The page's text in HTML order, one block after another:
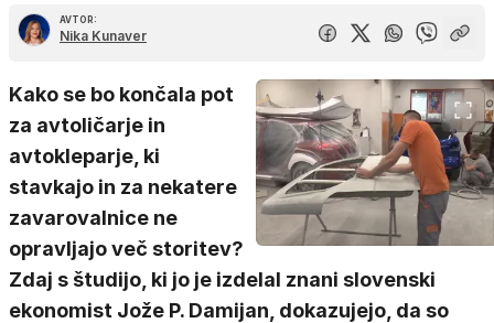
AVTOR:
Nika Kunaver
Kako se bo končala pot
za avtoličarje in
avtokleparje, ki
stavkajo in za nekatere
zavarovalnice ne
opravljajo več storitev?
Zdaj s študijo, ki jo je izdelal znani slovenski
ekonomist Jože P. Damijan, dokazujejo, da so